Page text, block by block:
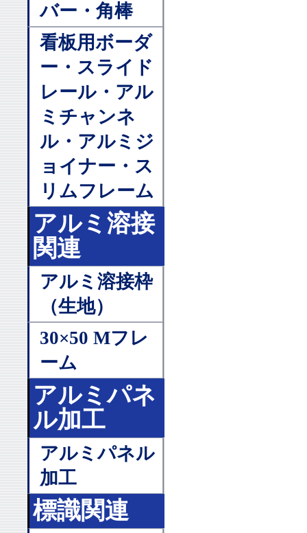
バー・角棒
看板用ボーダ
ー・スライド
レール・アル
ミチャンネ
ル・アルミジ
ョイナー・ス
リムフレーム
アルミ溶接
関連
アルミ溶接枠
（生地）
30×50 Mフレ
ーム
アルミパネ
ル加工
アルミパネル
加工
標識関連